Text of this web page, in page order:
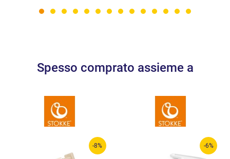
Spesso comprato assieme a
-8% -6%